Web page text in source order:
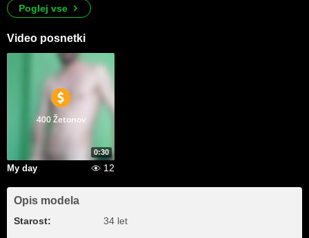
Poglej vse
Video posnetki
0:30
400 Žetonov
My day 12
Opis modela
Starost: 34 let